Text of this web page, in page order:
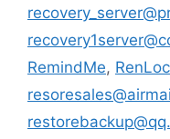
RemindMe,